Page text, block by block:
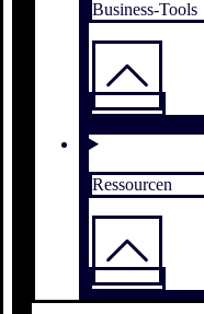
Business-Tools
Ressourcen